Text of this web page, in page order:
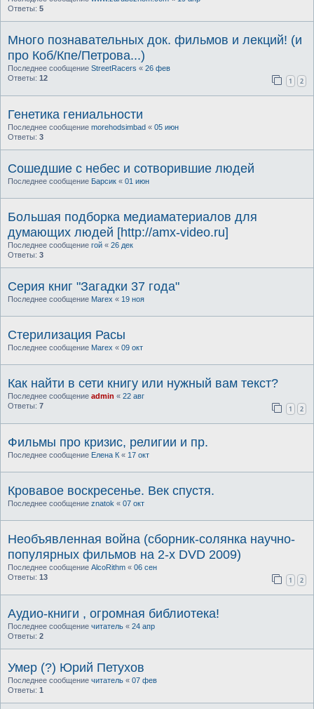
Ответы: 5
Много познавательных док. фильмов и лекций! (и
про Коб/Кпе/Петрова...)
Последнее сообщение StreetRacers « 26 фев
Ответы: 12 1 2
Генетика гениальности
Последнее сообщение morehodsimbad « 05 июн
Ответы: 3
Сошедшие с небес и сотворившие людей
Последнее сообщение Барсик « 01 июн
Большая подборка медиаматериалов для
думающих людей [http://amx-video.ru]
Последнее сообщение гой « 26 дек
Ответы: 3
Серия книг "Загадки 37 года"
Последнее сообщение Marex « 19 ноя
Стерилизация Расы
Последнее сообщение Marex « 09 окт
Как найти в сети книгу или нужный вам текст?
Последнее сообщение admin « 22 авг
Ответы: 7 1 2
Фильмы про кризис, религии и пр.
Последнее сообщение Елена К « 17 окт
Кровавое воскресенье. Век спустя.
Последнее сообщение znatok « 07 окт
Необъявленная война (сборник-солянка научно-
популярных фильмов на 2-х DVD 2009)
Последнее сообщение AlcoRithm « 06 сен
Ответы: 13 1 2
Аудио-книги , огромная библиотека!
Последнее сообщение читатель « 24 апр
Ответы: 2
Умер (?) Юрий Петухов
Последнее сообщение читатель « 07 фев
Ответы: 1